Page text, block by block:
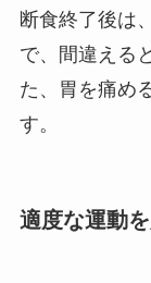
断食終了後は
で、間違える
た、胃を痛め
す。
適度な運動